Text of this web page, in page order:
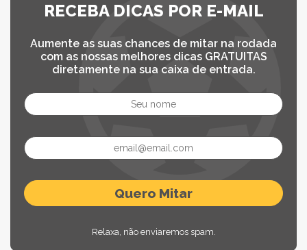
RECEBA DICAS POR E-MAIL
Aumente as suas chances de mitar na rodada
com as nossas melhores dicas GRATUITAS
diretamente na sua caixa de entrada.
Relaxa, não enviaremos spam.